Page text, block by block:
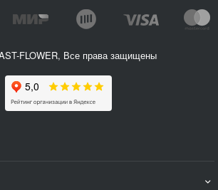
FLOWER, Все права защищены